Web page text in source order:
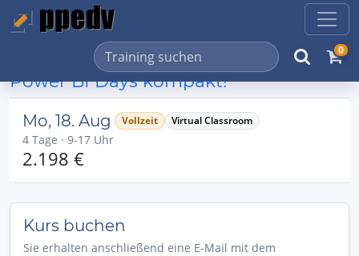
0
Power BI Days kompakt!
Mo, 18. Aug Vollzeit Virtual Classroom
4 Tage · 9-17 Uhr
2.198 €
Kurs buchen
Sie erhalten anschließend eine E-Mail mit dem